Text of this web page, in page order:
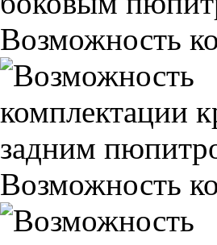
Возможность
Возможность